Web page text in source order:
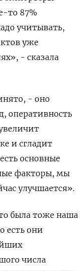
то 87%
учитывать,
уже
- сказала
- оно
оперативность
и сгладит
основные
факторы, мы
улучшается».
была тоже наша
есть они
числа